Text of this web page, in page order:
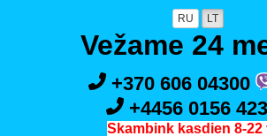
RU LT
Vežame 24
+370 606 04300
+4456 0156
Skambink kasdien 8-22